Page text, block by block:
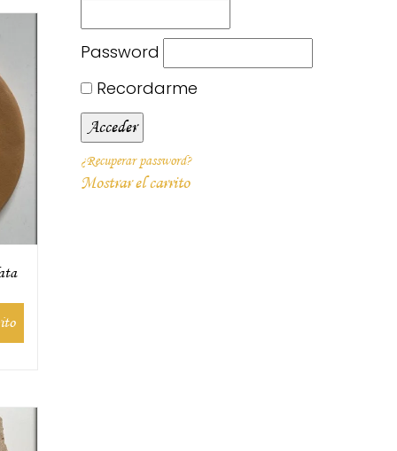
Password
Recordarme
¿Recuperar password?
Mostrar el carrito